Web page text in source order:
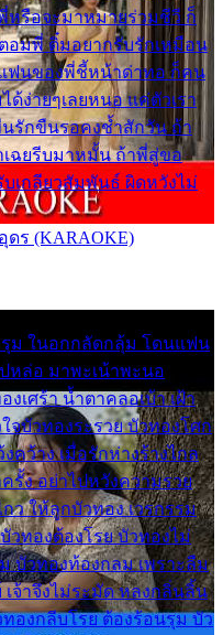
หรือจะมาหมายร่วมชีวี ก็
อมพี่ ติ๋มอยากรับรักเหมือน
ฟนของพี่ชี้หน้าด่าทอ ก็คน
ง่ายๆเลยหนอ แค่ตัวเรา
รักขืนรอคงช้ำสักวัน ถ้า
เฉยรีบมาหมั้น ถ้าพี่สู่ขอ
เกลียวสัมพันธ์ ผิดหวังไม่
ร (KARAOKE)
รุม ในอกกลัดกลุ้ม โดนแฟน
หล่อ มาพะเน้าพะนอ
งเศร้า น้ำตาคลอเบ้า เฝ้า
บัวทองระรวย บัวทองโศก
คว้าง เมื่อรักห่างร้างไกล
รั้ง อย่าไปหวังความรวย
ว ให้ลูกบัวทอง เวรกรรม
วทองต้องโรย บัวทองไม่
บัวทองท้องกลม เพราะลืม
จ้าจึงไม่ระมัด หลงกลิ่นลิ้น
องกลีบโรย ต้องร้อนรุม บัว